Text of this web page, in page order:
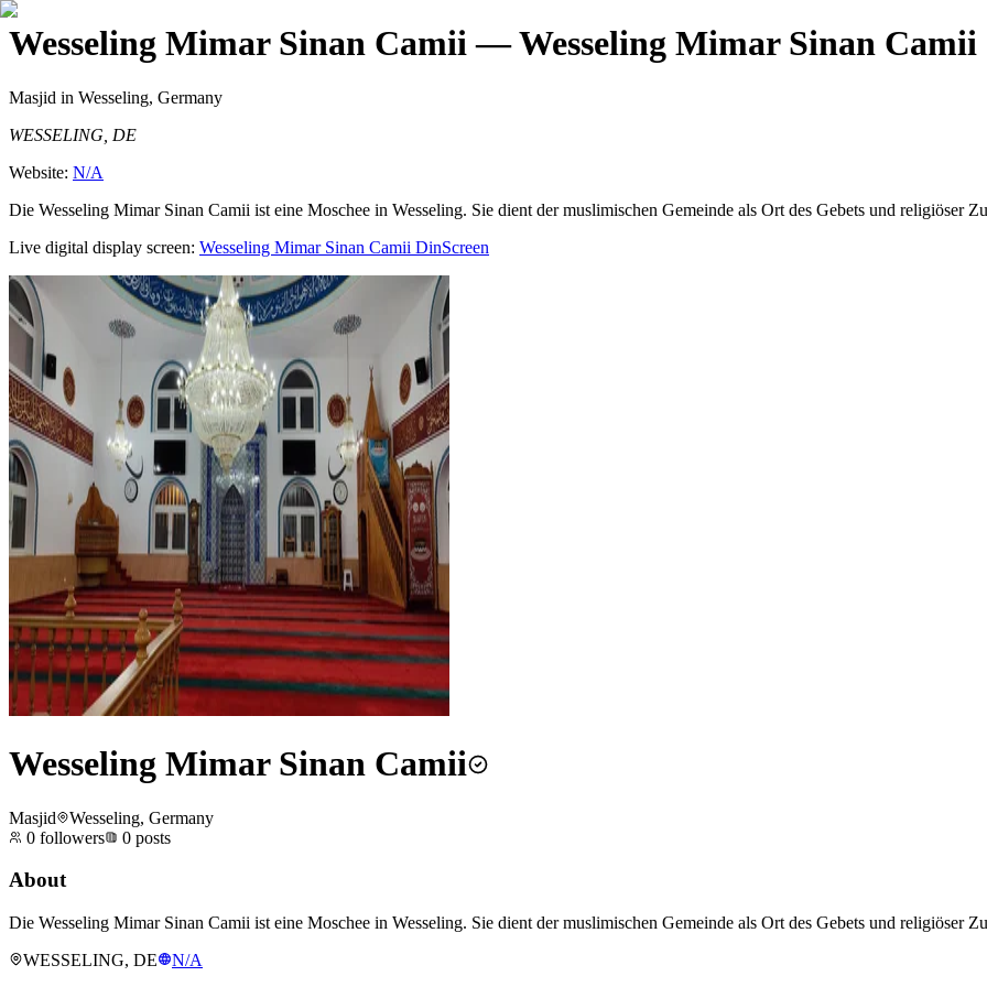
Wesseling Mimar Sinan Camii— Wesseling Mimar Sinan Camii
Masjid in Wesseling, Germany
WESSELING, DE
Website: N/A
Die Wesseling Mimar Sinan Camii ist eine Moschee in Wesseling. Sie dient der muslimischen Gemeinde als Ort des Gebets und religiöser
Live digital display screen: Wesseling Mimar Sinan Camii DinScreen
Wesseling Mimar Sinan Camii
Masjid
Wesseling, Germany
0 followers 0 posts
About
Die Wesseling Mimar Sinan Camii ist eine Moschee in Wesseling. Sie dient der muslimischen Gemeinde als Ort des Gebets und religiöser
WESSELING, DE
N/A